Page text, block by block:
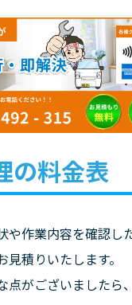
の料金表
や作業内容を確認し
積りいたします。
点がございましたら